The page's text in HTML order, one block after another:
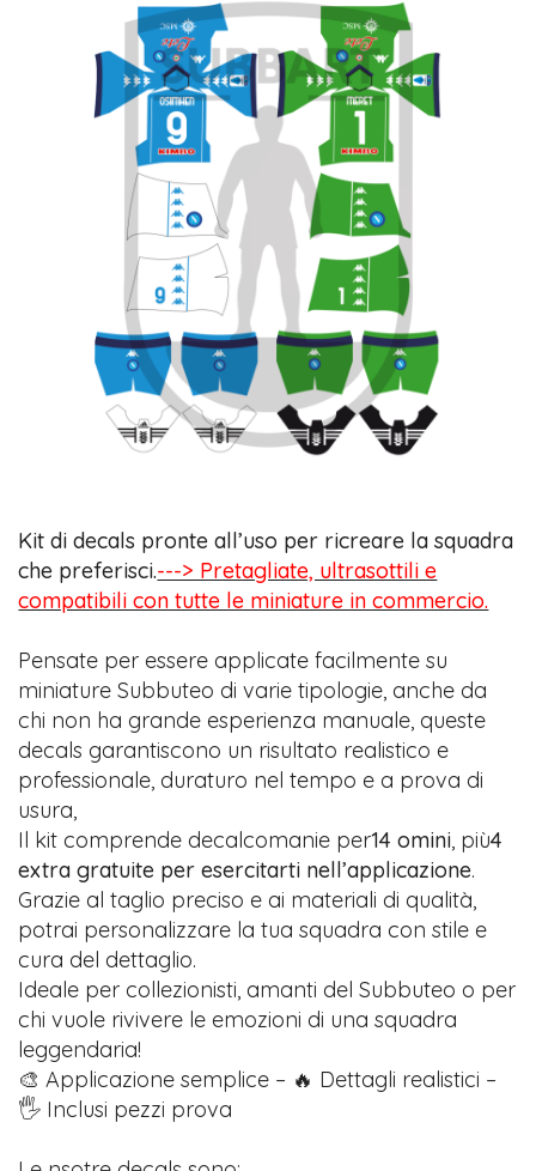
Kit di decals pronte all’uso per ricreare la squadra
che preferisci.---> Pretagliate, ultrasottili e
compatibili con tutte le miniature in commercio.
Pensate per essere applicate facilmente su
miniature Subbuteo di varie tipologie, anche da
chi non ha grande esperienza manuale, queste
decals garantiscono un risultato realistico e
professionale, duraturo nel tempo e a prova di
usura,
Il kit comprende decalcomanie per14 omini, più4
extra gratuite per esercitarti nell’applicazione.
Grazie al taglio preciso e ai materiali di qualità,
potrai personalizzare la tua squadra con stile e
cura del dettaglio.
Ideale per collezionisti, amanti del Subbuteo o per
chi vuole rivivere le emozioni di una squadra
leggendaria!
🎨 Applicazione semplice – 🔥 Dettagli realistici –
🖐️ Inclusi pezzi prova